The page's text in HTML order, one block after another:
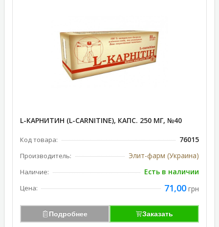
L-КАРНИТИН (L-CARNITINE), КАПС. 250 МГ, №40
Код товара: 76015
Производитель: Элит-фарм (Украина)
Наличие: Есть в наличии
Цена: 71,00 грн
Подробнее Заказать